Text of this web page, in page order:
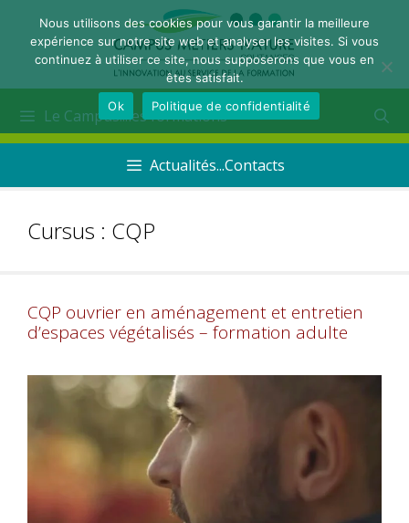
Le Campus...les formations
Actualités...Contacts
Cursus : CQP
CQP ouvrier en aménagement et entretien
d’espaces végétalisés – formation adulte
Nous utilisons des cookies pour vous garantir la meilleure
expérience sur notre site web et analyser les visites. Si vous
continuez à utiliser ce site, nous supposerons que vous en
êtes satisfait.
Ok
Politique de confidentialité